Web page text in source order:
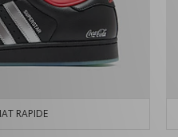
RAPIDE